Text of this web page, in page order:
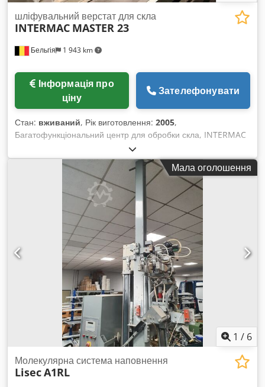
Бельгія 1 943 km
шліфувальний верстат для скла
INTERMAC MASTER 23
ціну
Зателефонувати
Стан: вживаний, Рік виготовлення: 2005,
Багатофункціональний центр для обробки скла, INTERMAC
Тип Master 23, 2005 рік (1700 напрацьованих годин) Crsdex
Iuhrspfx Acmof
Мала оголошення
1 / 6
Молекулярна система наповнення
LisecA1RL